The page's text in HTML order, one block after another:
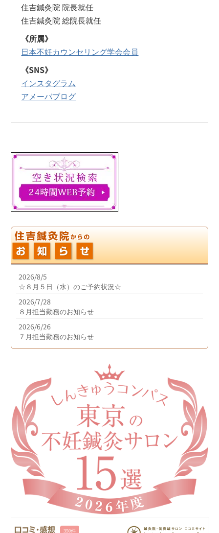
住吉鍼灸院 院長就任
住吉鍼灸院 総院長就任
《所属》
日本不妊カウンセリング学会会員
《SNS》
インスタグラム
アメーバブログ
2026/8/5
☆８月５日（水）のご予約状況☆
2026/7/28
８月担当勤務のお知らせ
2026/6/26
７月担当勤務のお知らせ